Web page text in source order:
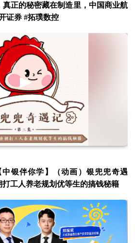
真正的秘密藏在制造里，中国商业航
证券 #拓璞数控
中银伴你学】（动画）银兜兜奇遇
工人养老规划优等生的搞钱秘籍